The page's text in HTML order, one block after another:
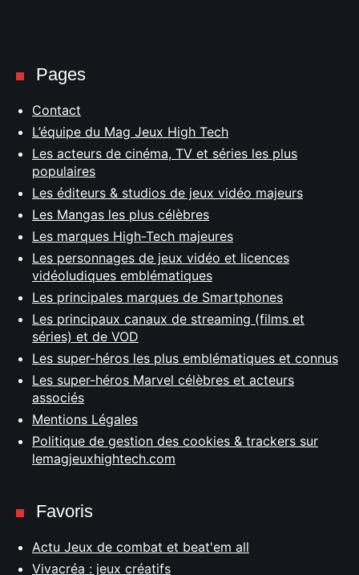
Pages
Contact
L’équipe du Mag Jeux High Tech
Les acteurs de cinéma, TV et séries les plus
populaires
Les éditeurs & studios de jeux vidéo majeurs
Les Mangas les plus célèbres
Les marques High-Tech majeures
Les personnages de jeux vidéo et licences
vidéoludiques emblématiques
Les principales marques de Smartphones
Les principaux canaux de streaming (films et
séries) et de VOD
Les super-héros les plus emblématiques et connus
Les super-héros Marvel célèbres et acteurs
associés
Mentions Légales
Politique de gestion des cookies & trackers sur
lemagjeuxhightech.com
Favoris
Actu Jeux de combat et beat'em all
Vivacréa : jeux créatifs